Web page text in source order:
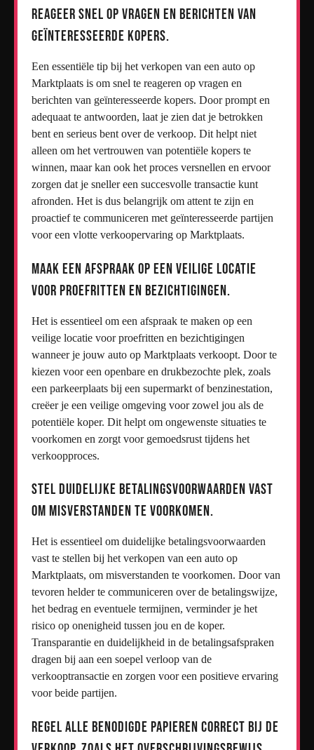
Reageer snel op vragen en berichten van
geïnteresseerde kopers.
Een essentiële tip bij het verkopen van een auto op
Marktplaats is om snel te reageren op vragen en
berichten van geïnteresseerde kopers. Door prompt en
adequaat te antwoorden, laat je zien dat je betrokken
bent en serieus bent over de verkoop. Dit helpt niet
alleen om het vertrouwen van potentiële kopers te
winnen, maar kan ook het proces versnellen en ervoor
zorgen dat je sneller een succesvolle transactie kunt
afronden. Het is dus belangrijk om attent te zijn en
proactief te communiceren met geïnteresseerde partijen
voor een vlotte verkoopervaring op Marktplaats.
Maak een afspraak op een veilige locatie
voor proefritten en bezichtigingen.
Het is essentieel om een afspraak te maken op een
veilige locatie voor proefritten en bezichtigingen
wanneer je jouw auto op Marktplaats verkoopt. Door te
kiezen voor een openbare en drukbezochte plek, zoals
een parkeerplaats bij een supermarkt of benzinestation,
creëer je een veilige omgeving voor zowel jou als de
potentiële koper. Dit helpt om ongewenste situaties te
voorkomen en zorgt voor gemoedsrust tijdens het
verkoopproces.
Stel duidelijke betalingsvoorwaarden vast
om misverstanden te voorkomen.
Het is essentieel om duidelijke betalingsvoorwaarden
vast te stellen bij het verkopen van een auto op
Marktplaats, om misverstanden te voorkomen. Door van
tevoren helder te communiceren over de betalingswijze,
het bedrag en eventuele termijnen, verminder je het
risico op onenigheid tussen jou en de koper.
Transparantie en duidelijkheid in de betalingsafspraken
dragen bij aan een soepel verloop van de
verkooptransactie en zorgen voor een positieve ervaring
voor beide partijen.
Regel alle benodigde papieren correct bij de